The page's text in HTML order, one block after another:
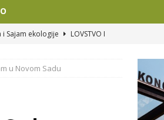
Sajam ekologije
LOVSTVO I
OSTALO
SAJMA I
u Novom Sadu